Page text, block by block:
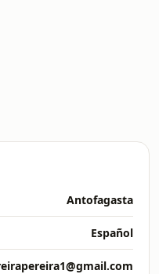
Antofagasta
Español